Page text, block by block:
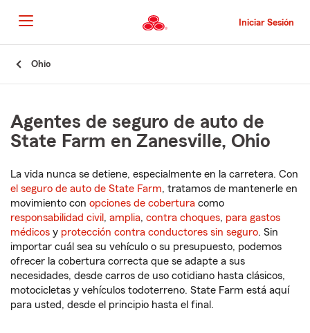
al
contenido
principal
Iniciar Sesión
Ohio
Agentes de seguro de auto de
State Farm en Zanesville, Ohio
La vida nunca se detiene, especialmente en la carretera. Con
el seguro de auto de State Farm, tratamos de mantenerle en
movimiento con opciones de cobertura como
responsabilidad civil , amplia, contra choques, para gastos
médicos y protección contra conductores sin seguro. Sin
importar cuál sea su vehículo o su presupuesto, podemos
ofrecer la cobertura correcta que se adapte a sus
necesidades, desde carros de uso cotidiano hasta clásicos,
motocicletas y vehículos todoterreno. State Farm está aquí
para usted, desde el principio hasta el final.